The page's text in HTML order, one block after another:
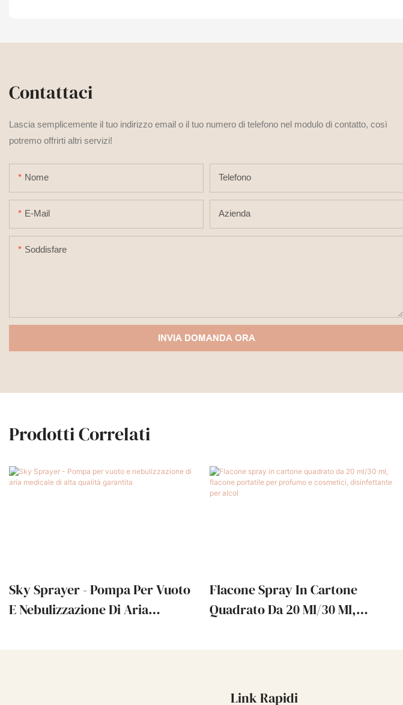
Contattaci
Lascia semplicemente il tuo indirizzo email o il tuo numero di telefono nel modulo di contatto, così
potremo offrirti altri servizi!
Nome Telefono
E-Mail Azienda
Soddisfare
INVIA DOMANDA ORA
Prodotti Correlati
Sky Sprayer - Pompa Per Vuoto
E Nebulizzazione Di Aria
Flacone Spray In Cartone
Quadrato Da 20 Ml/30 Ml,
Link Rapidi